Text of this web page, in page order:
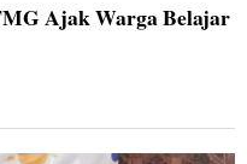
Ajak Warga Belajar